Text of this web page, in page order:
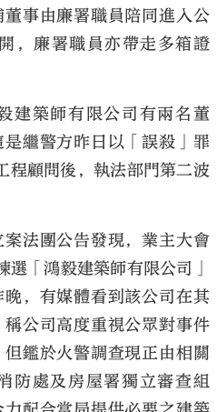
事由廉署職員陪同進入公
，廉署職員亦帶走多箱證
建築師有限公司有兩名董
繼警方昨日以「誤殺」罪
程顧問後，執法部門第二波
法團公告發現，業主大會
「鴻毅建築師有限公司」
，有媒體看到該公司在其
公司高度重視公眾對事件
鑑於火警調查現正由相關
防處及房屋署獨立審查組